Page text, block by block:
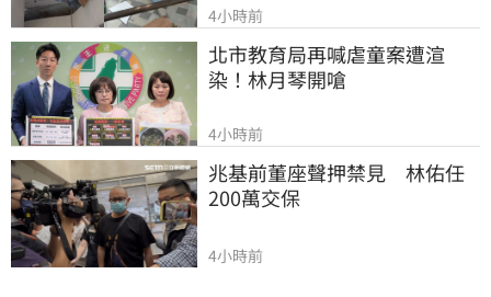
4小時前
北市教育局再喊虐童案遭渲
染！林月琴開嗆
4小時前
兆基前董座聲押禁見　林佑任
200萬交保
4小時前